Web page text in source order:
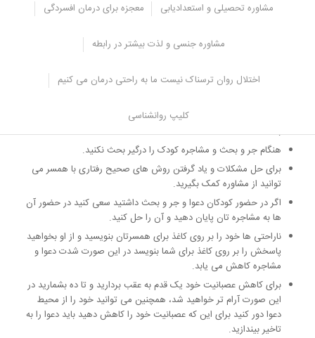
مشاوره تحصیلی و استعدادیابی معجزه برای درمان افسردگی
مشاوره جنسی و لذت بیشتر در رابطه
اختلال روان ترسناک نیست ما به راحتی درمان می کنیم
کلیپ روانشناسی
زمانی که با دیگران حرف می زنید به زبان و لحن صحبت خود توجه
در مورد بحث و اختلاف نظر هایی که برای شما ایجاد می شود با
هیچ گاه برای حل و فصل اختلاف هایتان از فرزندتان استفاده نکنید و
آموزش دهید که هر کس مسئول حل کردن اشتباهات خودش می
باشد.
هنگام جر و بحث و مشاجره کودک را درگیر بحث نکنید.
برای حل مشکلات و یاد گرفتن روش های صحیح رفتاری با همسر می
توانید از مشاوره کمک بگیرید.
اگر در حضور کودکان دعوا و جر و بحث داشتید سعی کنید در حضور آن
ها به مشاجره تان پایان دهید و آن را حل کنید.
ناراحتی ها خود را بر روی کاغذ برای همسرتان بنویسید و از او بخواهید
پاسخش را بر روی کاغذ برای شما بنویسد در این صورت شدت دعوا و
مشاجره کاهش می یابد.
برای کاهش عصبانیت خود یک قدم به عقب بردارید و تا ده بشمارید در
این صورت آرام تر خواهید شد، همچنین می توانید خود را از محیط
دعوا دور کنید برای این که عصبانیت خود را کاهش دهید باید دعوا را به
تاخیر بیندازید.